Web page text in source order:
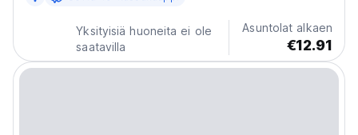
Yksityisiä huoneita ei ole
saatavilla
Asuntolat alkaen
€12.91